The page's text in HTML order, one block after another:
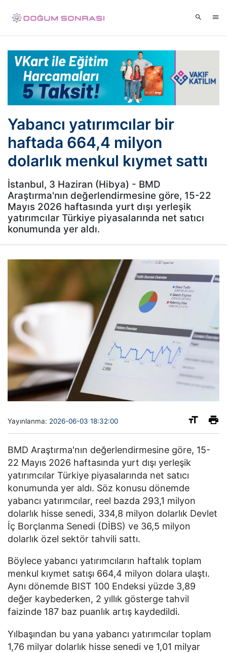
Yabancı yatırımcılar bir
haftada 664,4 milyon
dolarlık menkul kıymet sattı
İstanbul, 3 Haziran (Hibya) - BMD
Araştırma'nın değerlendirmesine göre, 15-22
Mayıs 2026 haftasında yurt dışı yerleşik
yatırımcılar Türkiye piyasalarında net satıcı
konumunda yer aldı.
Yayınlanma: 2026-06-03 18:32:00
BMD Araştırma'nın değerlendirmesine göre, 15-
22 Mayıs 2026 haftasında yurt dışı yerleşik
yatırımcılar Türkiye piyasalarında net satıcı
konumunda yer aldı. Söz konusu dönemde
yabancı yatırımcılar, reel bazda 293,1 milyon
dolarlık hisse senedi, 334,8 milyon dolarlık Devlet
İç Borçlanma Senedi (DİBS) ve 36,5 milyon
dolarlık özel sektör tahvili sattı.
Böylece yabancı yatırımcıların haftalık toplam
menkul kıymet satışı 664,4 milyon dolara ulaştı.
Aynı dönemde BIST 100 Endeksi yüzde 3,89
değer kaybederken, 2 yıllık gösterge tahvil
faizinde 187 baz puanlık artış kaydedildi.
Yılbaşından bu yana yabancı yatırımcılar toplam
1,76 milyar dolarlık hisse senedi ve 1,01 milyar